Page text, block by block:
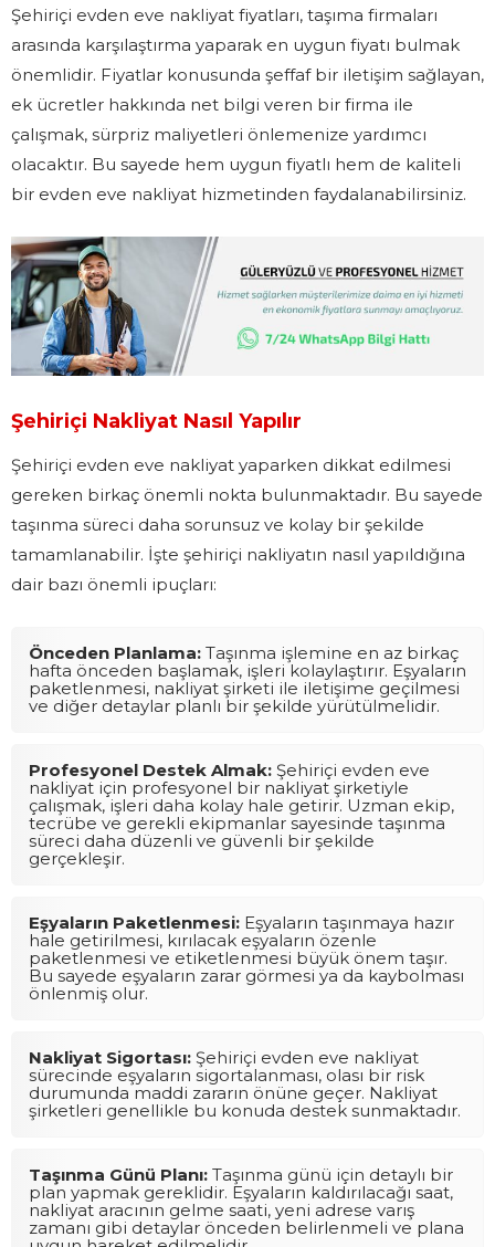
Şehiriçi evden eve nakliyat fiyatları, taşıma firmaları
arasında karşılaştırma yaparak en uygun fiyatı bulmak
önemlidir. Fiyatlar konusunda şeffaf bir iletişim sağlayan,
ek ücretler hakkında net bilgi veren bir firma ile
çalışmak, sürpriz maliyetleri önlemenize yardımcı
olacaktır. Bu sayede hem uygun fiyatlı hem de kaliteli
bir evden eve nakliyat hizmetinden faydalanabilirsiniz.
Şehiriçi Nakliyat Nasıl Yapılır
Şehiriçi evden eve nakliyat yaparken dikkat edilmesi
gereken birkaç önemli nokta bulunmaktadır. Bu sayede
taşınma süreci daha sorunsuz ve kolay bir şekilde
tamamlanabilir. İşte şehiriçi nakliyatın nasıl yapıldığına
dair bazı önemli ipuçları:
Önceden Planlama: Taşınma işlemine en az birkaç
hafta önceden başlamak, işleri kolaylaştırır. Eşyaların
paketlenmesi, nakliyat şirketi ile iletişime geçilmesi
ve diğer detaylar planlı bir şekilde yürütülmelidir.
Profesyonel Destek Almak: Şehiriçi evden eve
nakliyat için profesyonel bir nakliyat şirketiyle
çalışmak, işleri daha kolay hale getirir. Uzman ekip,
tecrübe ve gerekli ekipmanlar sayesinde taşınma
süreci daha düzenli ve güvenli bir şekilde
gerçekleşir.
Eşyaların Paketlenmesi: Eşyaların taşınmaya hazır
hale getirilmesi, kırılacak eşyaların özenle
paketlenmesi ve etiketlenmesi büyük önem taşır.
Bu sayede eşyaların zarar görmesi ya da kaybolması
önlenmiş olur.
Nakliyat Sigortası: Şehiriçi evden eve nakliyat
sürecinde eşyaların sigortalanması, olası bir risk
durumunda maddi zararın önüne geçer. Nakliyat
şirketleri genellikle bu konuda destek sunmaktadır.
Taşınma Günü Planı: Taşınma günü için detaylı bir
plan yapmak gereklidir. Eşyaların kaldırılacağı saat,
nakliyat aracının gelme saati, yeni adrese varış
zamanı gibi detaylar önceden belirlenmeli ve plana